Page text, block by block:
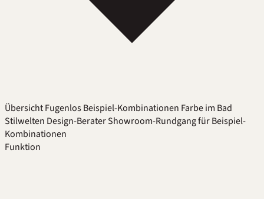
ÜbersichtFugenlosBeispiel-Kombinationen Farbe im Bad
Stilwelten Design-BeraterShowroom-Rundgang für Beispiel-
Kombinationen
Funktion